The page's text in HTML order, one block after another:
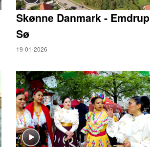
Skønne Danmark - Emdrup
Sø
19-01-2026